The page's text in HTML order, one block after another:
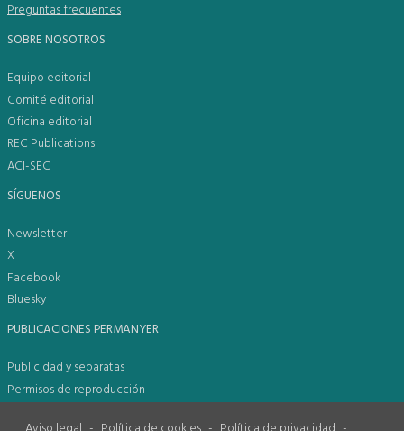
Preguntas frecuentes
SOBRE NOSOTROS
Equipo editorial
Comité editorial
Oficina editorial
REC Publications
ACI-SEC
SÍGUENOS
Newsletter
X
Facebook
Bluesky
PUBLICACIONES PERMANYER
Publicidad y separatas
Permisos de reproducción